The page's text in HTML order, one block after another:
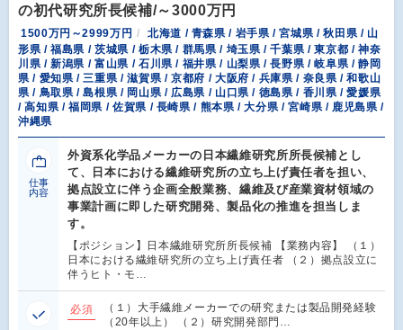
の初代研究所長候補/～3000万円
1500万円～2999万円
北海道 / 青森県 / 岩手県 / 宮城県 / 秋田県 / 山
形県 / 福島県 / 茨城県 / 栃木県 / 群馬県 / 埼玉県 / 千葉県 / 東京都 / 神奈
川県 / 新潟県 / 富山県 / 石川県 / 福井県 / 山梨県 / 長野県 / 岐阜県 / 静岡
県 / 愛知県 / 三重県 / 滋賀県 / 京都府 / 大阪府 / 兵庫県 / 奈良県 / 和歌山
県 / 鳥取県 / 島根県 / 岡山県 / 広島県 / 山口県 / 徳島県 / 香川県 / 愛媛県
/ 高知県 / 福岡県 / 佐賀県 / 長崎県 / 熊本県 / 大分県 / 宮崎県 / 鹿児島県 /
沖縄県
仕事
内容
外資系化学品メーカーの日本繊維研究所所長候補とし
て、日本における繊維研究所の立ち上げ責任者を担い、
拠点設立に伴う企画全般業務、繊維及び産業資材領域の
事業計画に即した研究開発、製品化の推進を担当しま
す。
【ポジション】日本繊維研究所所長候補 【業務内容】 （１）
日本における繊維研究所の立ち上げ責任者 （２）拠点設立に
伴うヒト・モ…
必須
（１）大手繊維メーカーでの研究または製品開発経験
（20年以上） （２）研究開発部門…